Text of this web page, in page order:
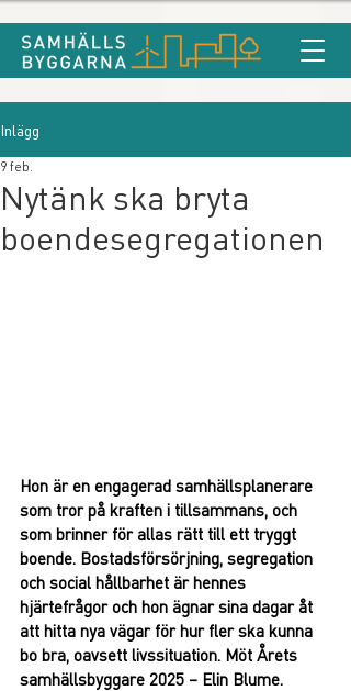
Inlägg
Nytänk ska bryta
boendesegregationen
9 feb.
Hon är en engagerad samhällsplanerare
som tror på kraften i tillsammans, och
som brinner för allas rätt till ett tryggt
boende. Bostadsförsörjning, segregation
och social hållbarhet är hennes
hjärtefrågor och hon ägnar sina dagar åt
att hitta nya vägar för hur fler ska kunna
bo bra, oavsett livssituation. Möt Årets
samhällsbyggare 2025 – Elin Blume.